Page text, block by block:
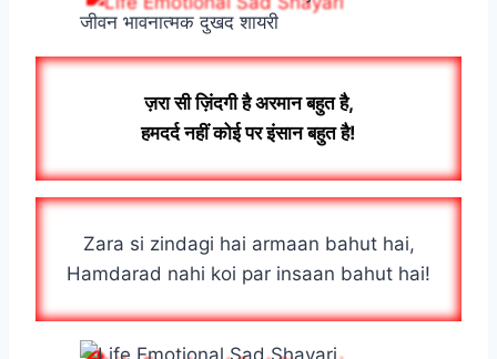
जीवन भावनात्मक दुखद शायरी
ज़रा सी ज़िंदगी है अरमान बहुत है,
हमदर्द नहीं कोई पर इंसान बहुत है!
Zara si zindagi hai armaan bahut hai,
Hamdarad nahi koi par insaan bahut hai!